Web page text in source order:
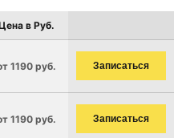
в Руб.
1190 руб. Записаться
1190 руб. Записаться